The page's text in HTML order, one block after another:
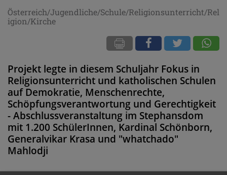
Österreich/Jugendliche/Schule/Religionsunterricht/Rel
igion/Kirche
Projekt legte in diesem Schuljahr Fokus in
Religionsunterricht und katholischen Schulen
auf Demokratie, Menschenrechte,
Schöpfungsverantwortung und Gerechtigkeit
- Abschlussveranstaltung im Stephansdom
mit 1.200 SchülerInnen, Kardinal Schönborn,
Generalvikar Krasa und "whatchado"
Mahlodji